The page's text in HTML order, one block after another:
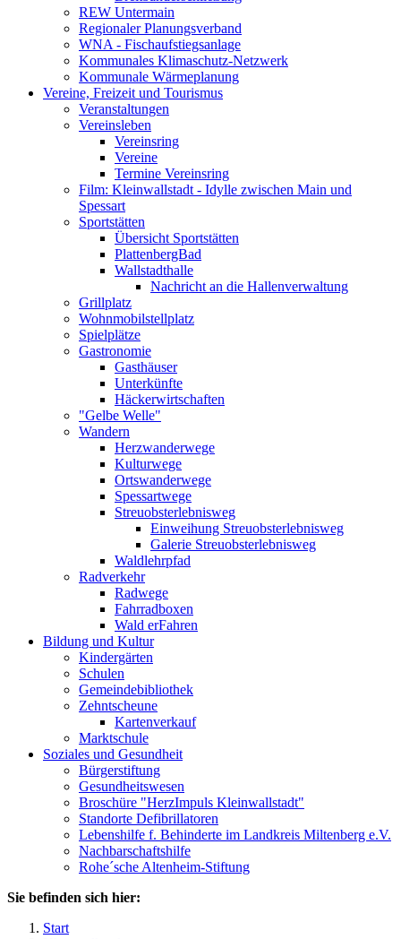
REW Untermain
Regionaler Planungsverband
WNA - Fischaufstiegsanlage
Kommunales Klimaschutz-Netzwerk
Kommunale Wärmeplanung
Vereine, Freizeit und Tourismus
Veranstaltungen
Vereinsleben
Vereinsring
Vereine
Termine Vereinsring
Film: Kleinwallstadt - Idylle zwischen Main und
Spessart
Sportstätten
Übersicht Sportstätten
PlattenbergBad
Wallstadthalle
Nachricht an die Hallenverwaltung
Grillplatz
Wohnmobilstellplatz
Spielplätze
Gastronomie
Gasthäuser
Unterkünfte
Häckerwirtschaften
"Gelbe Welle"
Wandern
Herzwanderwege
Kulturwege
Ortswanderwege
Spessartwege
Streuobsterlebnisweg
Einweihung Streuobsterlebnisweg
Galerie Streuobsterlebnisweg
Waldlehrpfad
Radverkehr
Radwege
Fahrradboxen
Wald erFahren
Bildung und Kultur
Kindergärten
Schulen
Gemeindebibliothek
Zehntscheune
Kartenverkauf
Marktschule
Soziales und Gesundheit
Bürgerstiftung
Gesundheitswesen
Broschüre "HerzImpuls Kleinwallstadt"
Standorte Defibrillatoren
Lebenshilfe f. Behinderte im Landkreis Miltenberg e.V.
Nachbarschaftshilfe
Rohe´sche Altenheim-Stiftung
Sie befinden sich hier:
Start